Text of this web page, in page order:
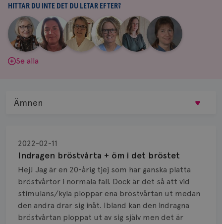
svar
HITTAR DU INTE DET DU LETAR EFTER?
Aina
Johnsson
|
Anne
Andersson
Fredrika
Killander
|
Jeanette
Bäcklund
|
Maria
Edegran
|
Yvette
Andersson
Se alla
Indragen bröstvårta + öm i det bröstet
2022-02-11
Hej! Jag är en 20-årig tjej som har ganska platta
bröstvårtor i normala fall. Dock är det så att vid
stimulans/kyla ploppar ena bröstvårtan ut medan
den andra drar sig inåt. Ibland kan den indragna
bröstvårtan ploppat ut av sig själv men det är
Ämnen
Biopsi
Biverkningar
Bröstvårta
Knöl